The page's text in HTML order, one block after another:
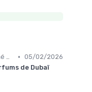
Tendances du Marché Bio • 05/02/2026
de Dubaï